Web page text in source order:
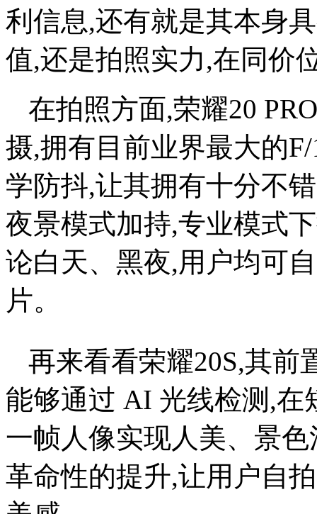
利信息,还有就是其本身
值,还是拍照实力,在同价
在拍照方面,荣耀20
摄,拥有目前业界最大的
学防抖,让其拥有十分不
夜景模式加持,专业模式
论白天、黑夜,用户均可
片。
再来看看荣耀20S,其前
能够通过 AI 光线检测,在
一帧人像实现人美、景
革命性的提升,让用户自